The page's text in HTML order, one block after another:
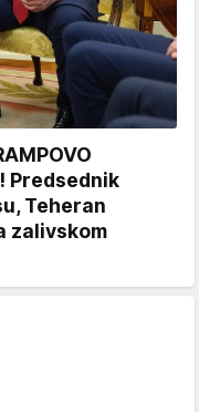
Predsednik
Teheran
zalivskom